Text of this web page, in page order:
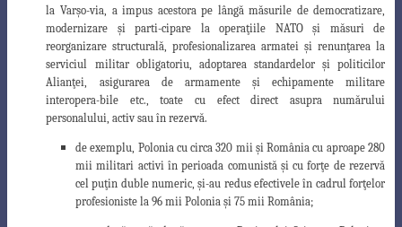
la Varşo-via, a impus acestora pe lângă măsurile de democratizare,
modernizare şi parti-cipare la operaţiile NATOşi măsuri de
reorganizare structurală, profesionalizarea armateişi renunţarea la
serviciul militar obligatoriu, adoptarea standardelor şi politicilor
Alianţei, asigurarea de armamente şi echipamente militare
interopera-bile etc., toate cu efect direct asupra numărului
personalului, activ sau în rezervă.
de exemplu, Polonia cu circa 320 mii şi România cu aproape 280
mii militari activi în perioada comunistă şi cu forţe de rezervă
cel puţin duble numeric,şi-au redus efectivele în cadrul forţelor
profesioniste la 96 mii Polonia şi 75 mii România;